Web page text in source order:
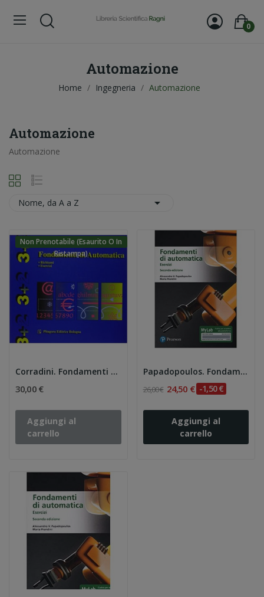
0
Automazione
Home Ingegneria Automazione
Automazione
Automazione
Nome, da A a Z 
Non Prenotabile (esaurito O In
Ristampa)
Corradini. Fondamenti di Automatica
30,00 €
Aggiungi al
carrello
Papadopoulos. Fondamenti di automatica 2e -...
26,00 € 24,50 € -1,50 €
Aggiungi al
carrello